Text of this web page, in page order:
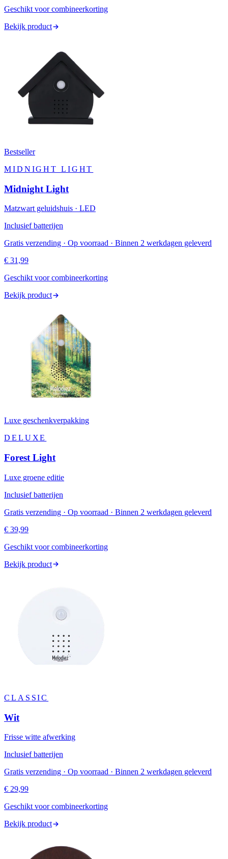
Geschikt voor combineerkorting
Bekijk product
Bestseller
MIDNIGHT LIGHT
Midnight Light
Matzwart geluidshuis · LED
Inclusief batterijen
Gratis verzending · Op voorraad · Binnen 2 werkdagen geleverd
€ 31,99
Geschikt voor combineerkorting
Bekijk product
Luxe geschenkverpakking
DELUXE
Forest Light
Luxe groene editie
Inclusief batterijen
Gratis verzending · Op voorraad · Binnen 2 werkdagen geleverd
€ 39,99
Geschikt voor combineerkorting
Bekijk product
CLASSIC
Wit
Frisse witte afwerking
Inclusief batterijen
Gratis verzending · Op voorraad · Binnen 2 werkdagen geleverd
€ 29,99
Geschikt voor combineerkorting
Bekijk product